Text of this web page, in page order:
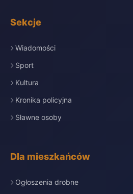
Sekcje
Wiadomości
Sport
Kultura
Kronika policyjna
Sławne osoby
Dla mieszkańców
Ogłoszenia drobne